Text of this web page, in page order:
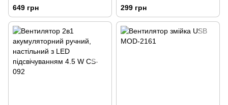
649 грн
підсвічуванням CS-091
299 грн